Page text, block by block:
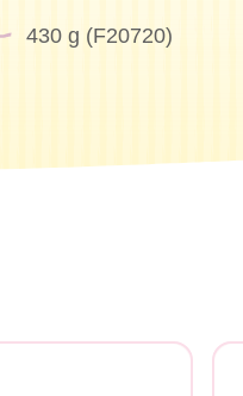
430 g (F20720)